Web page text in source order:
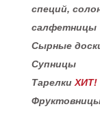
специй,
салфетницы
Сырные
Супницы
Тарелки ХИТ!